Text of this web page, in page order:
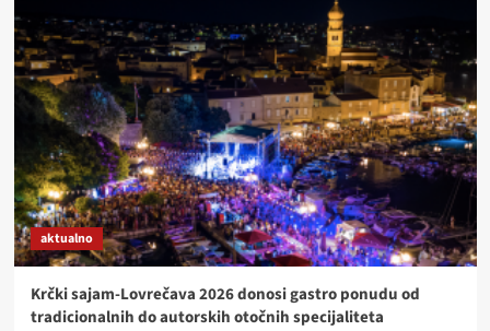
aktualno
Krčki sajam-Lovrečava 2026 donosi gastro ponudu od
tradicionalnih do autorskih otočnih specijaliteta